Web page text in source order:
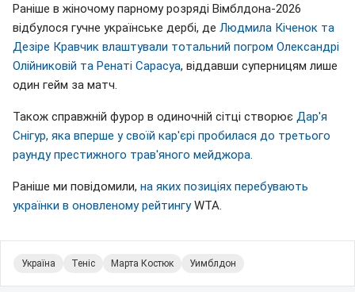
Раніше в жіночому парному розряді Вімблдона-2026
відбулося гучне українське дербі, де Людмила Кіченок та
Дезіре Кравчик влаштували тотальний погром Олександрі
Олійниковій та Ренаті Сарасуа, віддавши суперницям лише
один гейм за матч.
Також справжній фурор в одиночній сітці створює Дар'я
Снігур, яка вперше у своїй кар'єрі пробилася до третього
раунду престижного трав'яного мейджора
Раніше ми повідомили, на яких позиціях перебувають
українки в оновленому рейтингуWTA.
Україна Теніс Марта Костюк Уимблдон